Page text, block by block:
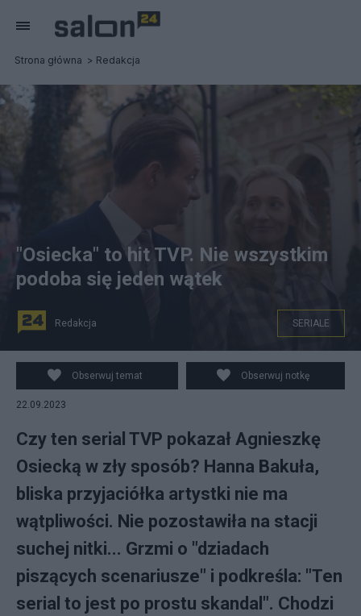
Strona główna Redakcja
"Osiecka" to hit TVP. Nie wszystkim
podoba się jeden wątek
Redakcja SERIALE
Obserwuj temat Obserwuj notkę
22.09.2023
Czy ten serial TVP pokazał Agnieszkę
Osiecką w zły sposób? Hanna Bakuła,
bliska przyjaciółka artystki nie ma
wątpliwości. Nie pozostawiła na stacji
suchej nitki... Grzmi o "dziadach
piszących scenariusze" i podkreśla: "Ten
serial to jest po prostu skandal". Chodzi